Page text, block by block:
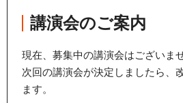
ご寄附のお願
講演会のご案内
現在、募集中の講演会はございませ
次回の講演会が決定しましたら、
ます。